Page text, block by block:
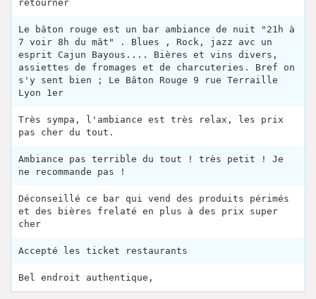
retourner
Le bâton rouge est un bar ambiance de nuit "21h à
7 voir 8h du mât" . Blues , Rock, jazz avc un
esprit Cajun Bayous.... Bières et vins divers,
assiettes de fromages et de charcuteries. Bref on
s'y sent bien ; Le Bâton Rouge 9 rue Terraille
Lyon 1er
Très sympa, l'ambiance est très relax, les prix
pas cher du tout.
Ambiance pas terrible du tout ! très petit ! Je
ne recommande pas !
Déconseillé ce bar qui vend des produits périmés
et des bières frelaté en plus à des prix super
cher
Accepté les ticket restaurants
Bel endroit authentique,